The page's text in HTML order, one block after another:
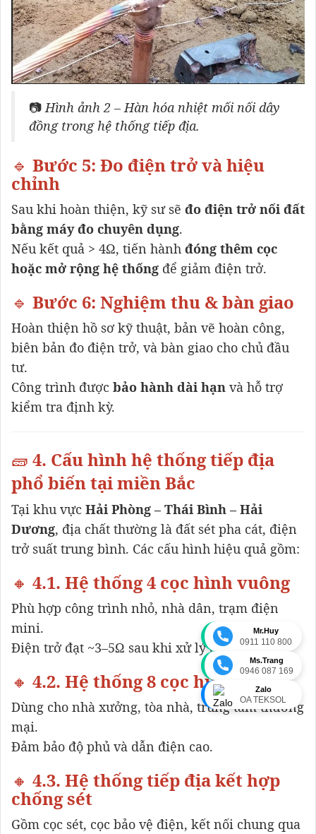
Mr.Huy
0911 110 800
Ms.Trang
0946 087 169
Zalo
OA TEKSOL
📷Hình ảnh 2 – Hàn hóa nhiệt mối nối dây
đồng trong hệ thống tiếp địa.
🔹 Bước 5: Đo điện trở và hiệu
chỉnh
Sau khi hoàn thiện, kỹ sư sẽ đo điện trở nối đất
bằng máy đo chuyên dụng.
Nếu kết quả > 4Ω, tiến hành đóng thêm cọc
hoặc mở rộng hệ thống để giảm điện trở.
🔹 Bước 6: Nghiệm thu & bàn giao
Hoàn thiện hồ sơ kỹ thuật, bản vẽ hoàn công,
biên bản đo điện trở, và bàn giao cho chủ đầu
tư.
Công trình được bảo hành dài hạn và hỗ trợ
kiểm tra định kỳ.
🧱 4. Cấu hình hệ thống tiếp địa
phổ biến tại miền Bắc
Tại khu vực Hải Phòng – Thái Bình – Hải
Dương, địa chất thường là đất sét pha cát, điện
trở suất trung bình. Các cấu hình hiệu quả gồm:
🔸 4.1. Hệ thống 4 cọc hình vuông
Phù hợp công trình nhỏ, nhà dân, trạm điện
mini.
Điện trở đạt ~3–5Ω sau khi xử lý đất.
🔸 4.2. Hệ thống 8 cọc hình tia
Dùng cho nhà xưởng, tòa nhà, trung tâm thương
mại.
Đảm bảo độ phủ và dẫn điện cao.
🔸 4.3. Hệ thống tiếp địa kết hợp
chống sét
Gồm cọc sét, cọc bảo vệ điện, kết nối chung qua